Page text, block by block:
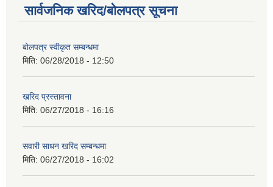
सार्वजनिक खरिद/बोलपत्र सूचना
बोलपत्र स्वीकृत सम्बन्धमा
मिति: 06/28/2018 - 12:50
खरिद प्रस्तावना
मिति: 06/27/2018 - 16:16
सवारी साधन खरिद सम्बन्धमा
मिति: 06/27/2018 - 16:02